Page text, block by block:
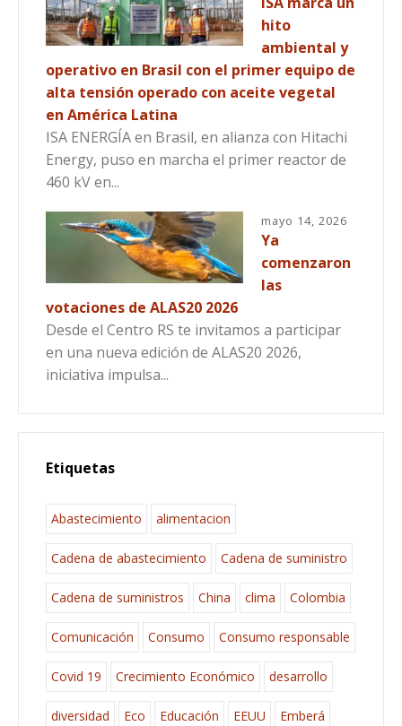
hito
ambiental y
operativo en Brasil con el primer equipo de
alta tensión operado con aceite vegetal
en América Latina
ISA ENERGÍA en Brasil, en alianza con Hitachi
Energy, puso en marcha el primer reactor de
460 kV en...
mayo 14, 2026
Ya
comenzaron
las
votaciones de ALAS20 2026
Desde el Centro RS te invitamos a participar
en una nueva edición de ALAS20 2026,
iniciativa impulsa...
Etiquetas
Abastecimiento alimentacion
Cadena de abastecimiento Cadena de suministro
Cadena de suministros China clima Colombia
Comunicación Consumo Consumo responsable
Covid 19 Crecimiento Económico desarrollo
diversidad Eco Educación EEUU Emberá